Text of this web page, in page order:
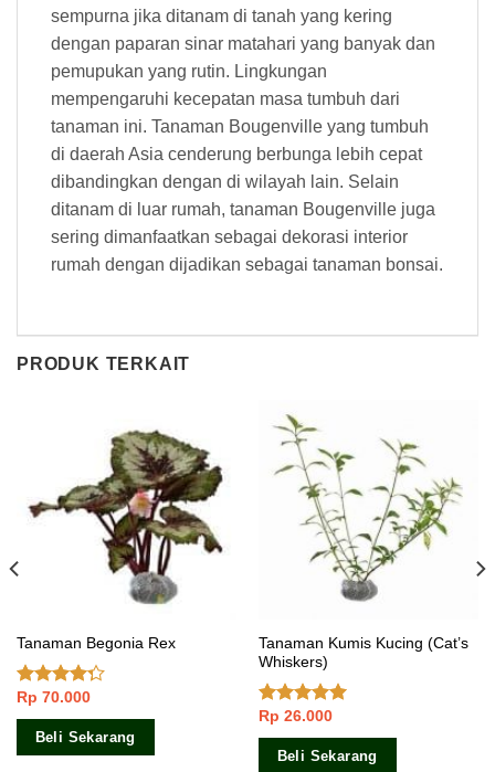
sempurna jika ditanam di tanah yang kering
dengan paparan sinar matahari yang banyak dan
pemupukan yang rutin. Lingkungan
mempengaruhi kecepatan masa tumbuh dari
tanaman ini. Tanaman Bougenville yang tumbuh
di daerah Asia cenderung berbunga lebih cepat
dibandingkan dengan di wilayah lain. Selain
ditanam di luar rumah, tanaman Bougenville juga
sering dimanfaatkan sebagai dekorasi interior
rumah dengan dijadikan sebagai tanaman bonsai.
PRODUK TERKAIT
Tanaman Begonia Rex
Dinilai
4.00dari
Rp 70.000
Beli Sekarang
Tanaman Kumis Kucing (Cat’s
Whiskers)
Dinilai5.00
dari 5
Rp 26.000
Beli Sekarang